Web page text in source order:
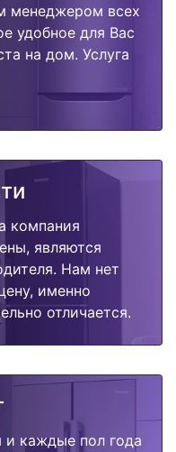
менеджером всех
удобное для Вас
на дом. Услуга
компания
являются
Нам нет
именно
отличается.
и каждые пол года